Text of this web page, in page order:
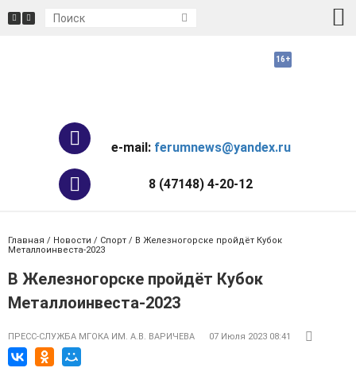
e-mail: ferumnews@yandex.ru
8 (47148) 4-20-12
Главная / Новости / Спорт / В Железногорске пройдёт Кубок
Металлоинвеста-2023
В Железногорске пройдёт Кубок
Металлоинвеста-2023
ПРЕСС-СЛУЖБА МГОКА ИМ. А.В. ВАРИЧЕВА 07 Июля 2023 08:41